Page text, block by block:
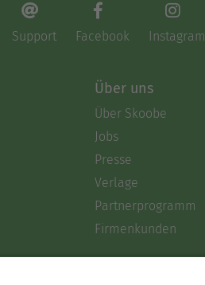
Support Facebook Instagram
Über uns
Über Skoobe
Jobs
Presse
Verlage
Partnerprogramm
Firmenkunden